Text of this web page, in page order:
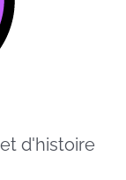
d'histoire